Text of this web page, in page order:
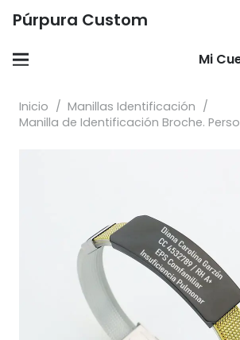
Púrpura Custom
Mi
Inicio / Manillas Identificación /
Manilla de Identificación Broche.